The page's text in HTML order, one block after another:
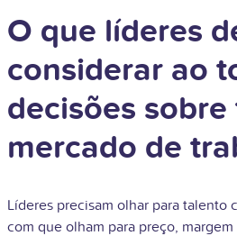
O que líderes
considerar ao
decisões
mercado de
Líderes precisam olhar para talento
com que olham para preço,